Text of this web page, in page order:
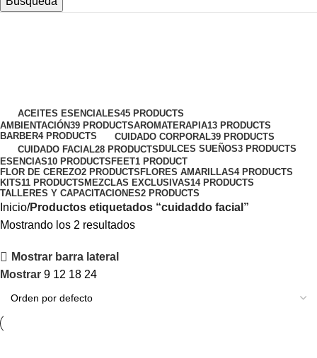
ACEITES ESENCIALES45 PRODUCTS
AMBIENTACIÓN39 PRODUCTSAROMATERAPIA13 PRODUCTS
BARBER4 PRODUCTS CUIDADO CORPORAL39 PRODUCTS
CUIDADO FACIAL28 PRODUCTSDULCES SUEÑOS3 PRODUCTS
ESENCIAS10 PRODUCTSFEET1 PRODUCT
FLOR DE CEREZO2 PRODUCTSFLORES AMARILLAS4 PRODUCTS
KITS11 PRODUCTSMEZCLAS EXCLUSIVAS14 PRODUCTS
TALLERES Y CAPACITACIONES2 PRODUCTS
Inicio Productos etiquetados “cuidaddo facial”
Mostrando los 2 resultados
Mostrar barra lateral
Mostrar 9 12 18 24